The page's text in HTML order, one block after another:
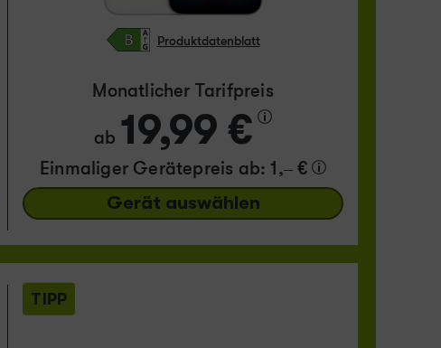
Produktdatenblatt
Monatlicher Tarifpreis
ab 19,99 €
Einmaliger Gerätepreis ab: 1,– €
Gerät auswählen
TIPP